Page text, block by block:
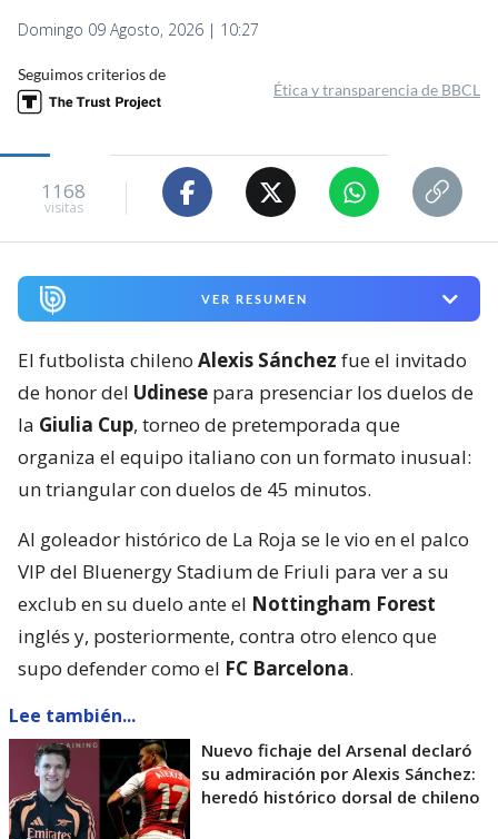
Domingo 09 Agosto, 2026 | 10:27
Seguimos criterios de
Ética y transparencia de BBCL
1168
visitas
VER RESUMEN
El futbolista chileno Alexis Sánchez fue el invitado
de honor del Udinese para presenciar los duelos de
la Giulia Cup, torneo de pretemporada que
organiza el equipo italiano con un formato inusual:
un triangular con duelos de 45 minutos.
Al goleador histórico de La Roja se le vio en el palco
VIP del Bluenergy Stadium de Friuli para ver a su
exclub en su duelo ante el Nottingham Forest
inglés y, posteriormente, contra otro elenco que
supo defender como el FC Barcelona.
Lee también...
Nuevo fichaje del Arsenal declaró
su admiración por Alexis Sánchez:
heredó histórico dorsal de chileno